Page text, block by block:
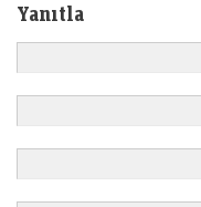
Yanıtla